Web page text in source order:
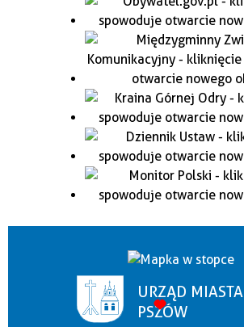
URZĄD MIASTA
PSZÓW